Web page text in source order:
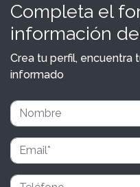
Completa el
información
Crea tu perfil, encuentra
informado